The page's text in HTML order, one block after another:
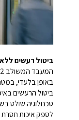
ביטול רעשים
באופן בלעדי,
טכנולוגיה שולט
לספק איכות